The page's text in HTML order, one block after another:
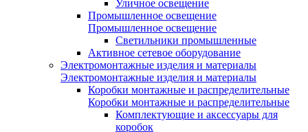
Уличное освещение
Промышленное освещение
Промышленное освещение
Светильники промышленные
Активное сетевое оборудование
Электромонтажные изделия и материалы
Электромонтажные изделия и материалы
Коробки монтажные и распределительные
Коробки монтажные и распределительные
Комплектующие и аксессуары для
коробок